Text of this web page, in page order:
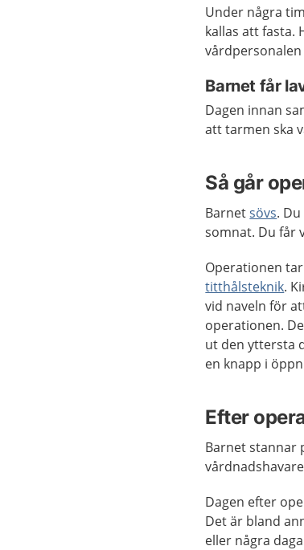
Under några
kallas att fasta.
Barnet får
Dagen innan
att tarmen ska
Så går
Barnetsövs.
somnat. Du får
Operationen
titthålsteknik.
vid naveln för
operationen.
ut den yttersta
en knapp i
Efter
Barnet stannar
Dagen efter
Det är bland
eller några